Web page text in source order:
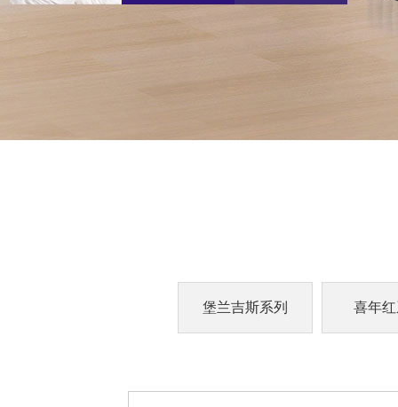
堡兰吉斯系列 喜年